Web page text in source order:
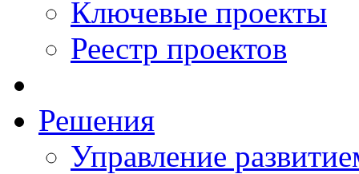
Ключевые проекты
Реестр проектов
Решения
Управление